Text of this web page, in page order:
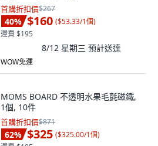
首購折扣價$267
40% $160 ($53.33/1個)
運費 $195
8/12 星期三 預計送達
WOW免運
MOMS BOARD 不透明水果毛氈磁鐵,
1個, 10件
首購折扣價$871
62% $325 ($325.00/1個)